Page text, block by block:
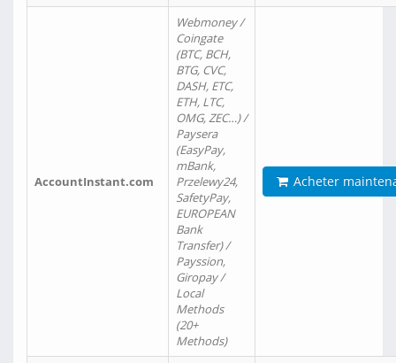
AccountInstant.com
Webmoney /
Coingate
(BTC, BCH,
BTG, CVC,
DASH, ETC,
ETH, LTC,
OMG, ZEC…) /
Paysera
(EasyPay,
mBank,
Przelewy24,
SafetyPay,
EUROPEAN
Bank
Transfer) /
Payssion,
Giropay /
Local
Methods
(20+
Methods)
Acheter